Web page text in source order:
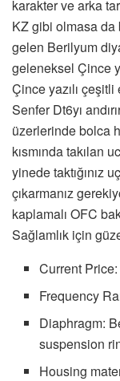
karakter ve arka
KZ gibi olmasa da
gelen Berilyum
geleneksel Çince
Çince yazılı
Senfer Dt6yı
üzerlerinde bolca
kısmında takılan
yinede taktığınız
çıkarmanız
kaplamalı OFC
Sağlamlık için
Current
Frequency
Diaphragm:
suspension
Housing